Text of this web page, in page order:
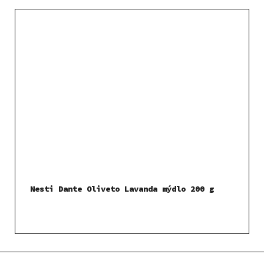
Nesti Dante Oliveto Lavanda mýdlo 200 g